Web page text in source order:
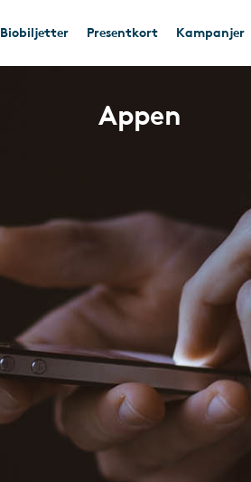
Biobiljetter Presentkort Kampanjer
Appen